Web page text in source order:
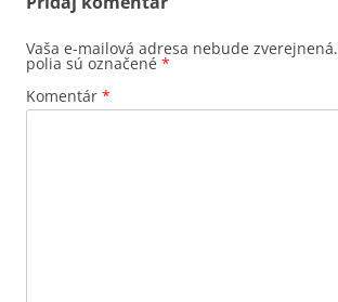
Vaša e-mailová adresa nebude zverejnená.
polia sú označené *
Komentár *